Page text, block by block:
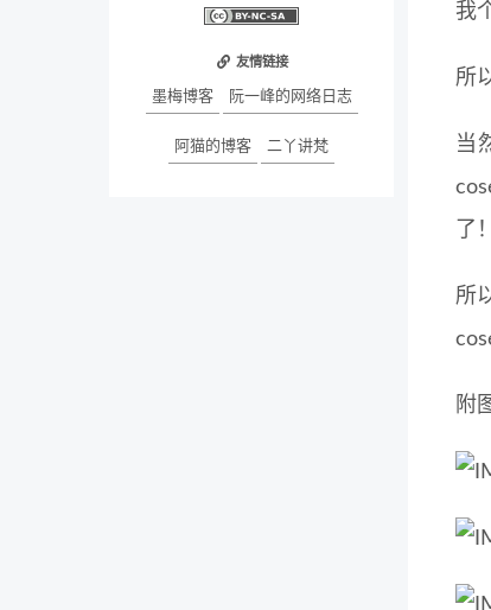
我
所
当
了！
所
附
友情链接
墨梅博客 阮一峰的网络日志
阿猫的博客 二丫讲梵